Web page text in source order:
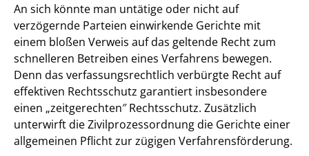
An sich könnte man untätige oder nicht auf
verzögernde Parteien einwirkende Gerichte mit
einem bloßen Verweis auf das geltende Recht zum
schnelleren Betreiben eines Verfahrens bewegen.
Denn das verfassungsrechtlich verbürgte Recht auf
effektiven Rechtsschutz garantiert insbesondere
einen „zeitgerechten″ Rechtsschutz. Zusätzlich
unterwirft die Zivilprozessordnung die Gerichte einer
allgemeinen Pflicht zur zügigen Verfahrensförderung.